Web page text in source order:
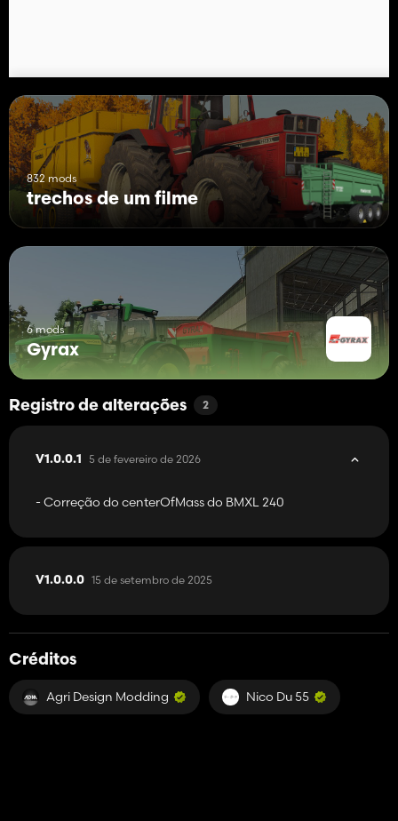
832 mods
trechos de um filme
6 mods
Gyrax
Registro de alterações 2
V1.0.0.1 5 de fevereiro de 2026
- Correção do centerOfMass do BMXL 240
V1.0.0.0 15 de setembro de 2025
Créditos
Agri Design Modding Nico Du 55